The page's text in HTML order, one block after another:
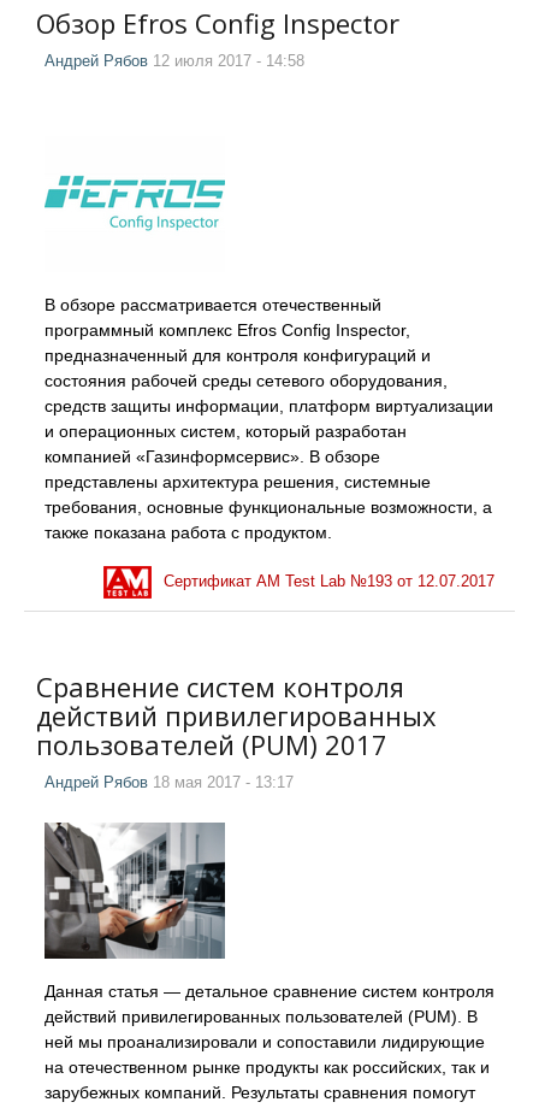
Обзор Efros Config Inspector
Андрей Рябов 12 июля 2017 - 14:58
В обзоре рассматривается отечественный
программный комплекс Efros Config Inspector,
предназначенный для контроля конфигураций и
состояния рабочей среды сетевого оборудования,
средств защиты информации, платформ виртуализации
и операционных систем, который разработан
компанией «Газинформсервис». В обзоре
представлены архитектура решения, системные
требования, основные функциональные возможности, а
также показана работа с продуктом.
Сертификат AM Test Lab №193 от 12.07.2017
Сравнение систем контроля
действий привилегированных
пользователей (PUM) 2017
Андрей Рябов 18 мая 2017 - 13:17
Данная статья — детальное сравнение систем контроля
действий привилегированных пользователей (PUM). В
ней мы проанализировали и сопоставили лидирующие
на отечественном рынке продукты как российских, так и
зарубежных компаний. Результаты сравнения помогут